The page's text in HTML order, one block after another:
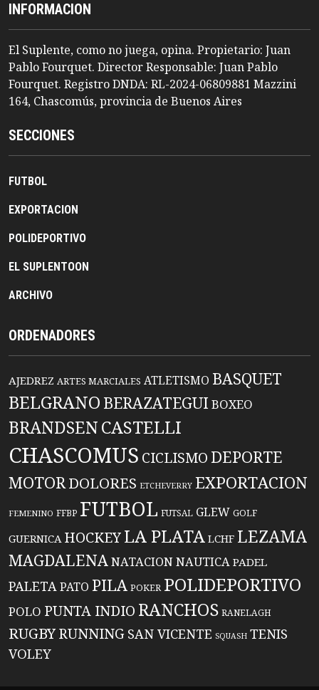
INFORMACION
El Suplente, como no juega, opina. Propietario: Juan
Pablo Fourquet. Director Responsable: Juan Pablo
Fourquet. Registro DNDA: RL-2024-06809881 Mazzini
164, Chascomús, provincia de Buenos Aires
SECCIONES
FUTBOL
EXPORTACION
POLIDEPORTIVO
EL SUPLENTOON
ARCHIVO
ORDENADORES
AJEDREZ ARTES MARCIALES ATLETISMO BASQUET
BELGRANO BERAZATEGUIBOXEO
BRANDSENCASTELLI
CHASCOMUS CICLISMO DEPORTE
MOTORDOLORES ETCHEVERRY EXPORTACION
FEMENINO FFBP FUTBOL FUTSAL GLEW GOLF
GUERNICA HOCKEYLA PLATA LCHF LEZAMA
MAGDALENANATACIONNAUTICA PADEL
PALETAPATO PILA POKER POLIDEPORTIVO
POLO PUNTA INDIO RANCHOS RANELAGH
RUGBYRUNNING SAN VICENTE SQUASH TENIS
VOLEY